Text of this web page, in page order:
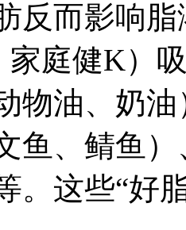
反而影响
家庭健K）
物油、奶
鱼、鲭鱼
。这些“好